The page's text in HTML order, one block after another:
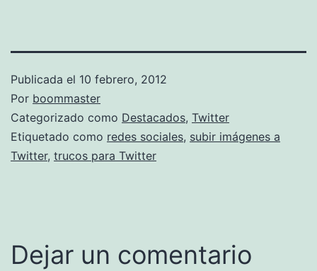
Publicada el 10 febrero, 2012
Por boommaster
Categorizado como Destacados, Twitter
Etiquetado como redes sociales, subir imágenes a
Twitter, trucos para Twitter
Dejar un comentario